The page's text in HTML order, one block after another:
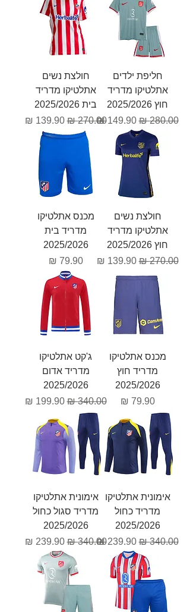
חליפת ילדים
אתלטיקו מדריד
חוץ 2025/2026
מחיר רגיל‏280.00 ‏₪ מחיר מבצע‏149.90 ‏₪
חולצת נשים
אתלטיקו מדריד
בית 2025/2026
מחיר רגיל‏270.00 ‏₪ מחיר מבצע‏139.90 ‏₪
חולצת נשים
אתלטיקו מדריד
חוץ 2025/2026
מחיר רגיל‏270.00 ‏₪ מחיר מבצע‏139.90 ‏₪
מכנס אתלטיקו
מדריד בית
2025/2026
מחיר‏79.90 ‏₪
מכנס אתלטיקו
מדריד חוץ
2025/2026
מחיר‏79.90 ‏₪
ג'קט אתלטיקו
מדריד אדום
2025/2026
מחיר רגיל‏340.00 ‏₪ מחיר מבצע‏199.90 ‏₪
אימונית אתלטיקו
מדריד כחול
2025/2026
מחיר רגיל‏340.00 ‏₪ מחיר מבצע‏239.90 ‏₪
אימונית אתלטיקו
מדריד סגול כחול
2025/2026
מחיר רגיל‏340.00 ‏₪ מחיר מבצע‏239.90 ‏₪